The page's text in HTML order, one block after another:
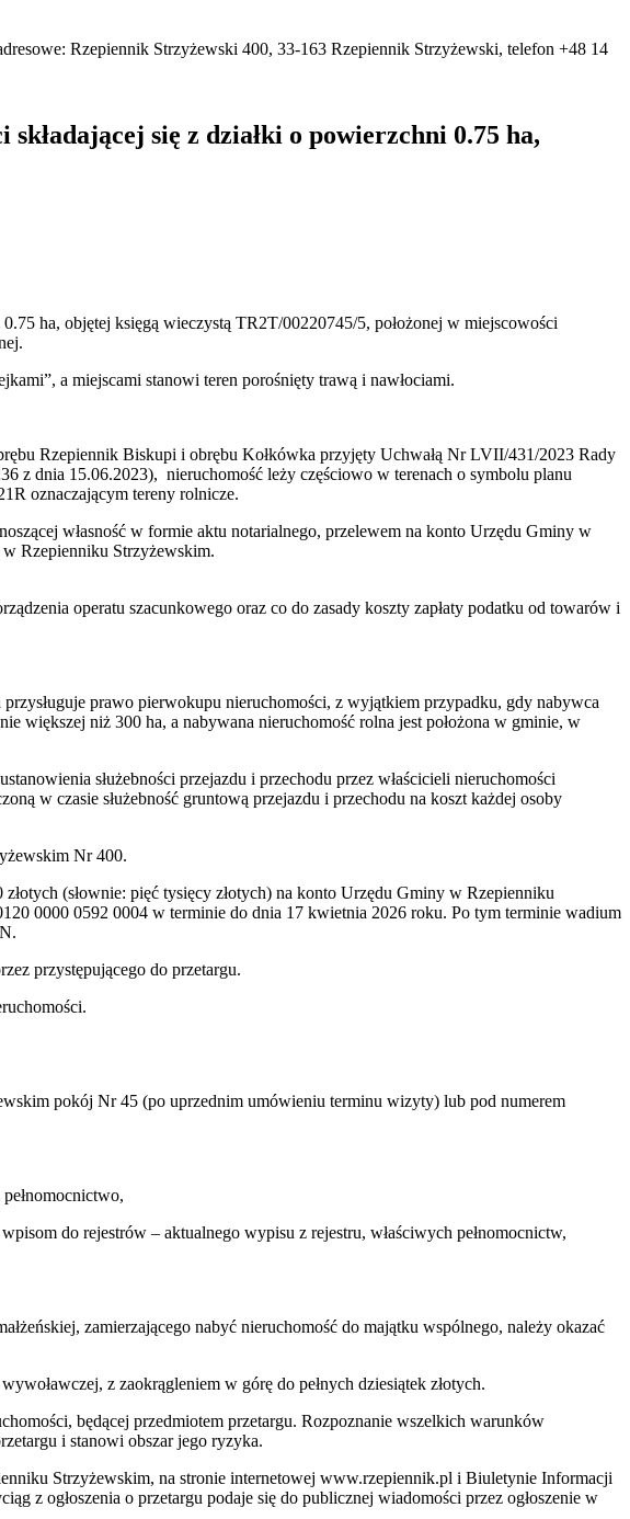
się z działki o powierzchni 0.75 ha,
ha, objętej księgą wieczystą TR2T/00220745/5, położonej w miejscowości
a miejscami stanowi teren porośnięty trawą i nawłociami.
Rzepiennik Biskupi i obrębu Kołkówka przyjęty Uchwałą Nr LVII/431/2023 Rady
z dnia 15.06.2023), nieruchomość leży częściowo w terenach o symbolu planu
oznaczającym tereny rolnicze.
własność w formie aktu notarialnego, przelewem na konto Urzędu Gminy w
Rzepienniku Strzyżewskim.
operatu szacunkowego oraz co do zasady koszty zapłaty podatku od towarów i
prawo pierwokupu nieruchomości, z wyjątkiem przypadku, gdy nabywca
większej niż 300 ha, a nabywana nieruchomość rolna jest położona w gminie, w
służebności przejazdu i przechodu przez właścicieli nieruchomości
w czasie służebność gruntową przejazdu i przechodu na koszt każdej osoby
Nr 400.
(słownie: pięć tysięcy złotych) na konto Urzędu Gminy w Rzepienniku
0000 0592 0004 w terminie do dnia 17 kwietnia 2026 roku. Po tym terminie wadium
przystępującego do przetargu.
pokój Nr 45 (po uprzednim umówieniu terminu wizyty) lub pod numerem
do rejestrów – aktualnego wypisu z rejestru, właściwych pełnomocnictw,
zamierzającego nabyć nieruchomość do majątku wspólnego, należy okazać
z zaokrągleniem w górę do pełnych dziesiątek złotych.
będącej przedmiotem przetargu. Rozpoznanie wszelkich warunków
i stanowi obszar jego ryzyka.
Strzyżewskim, na stronie internetowej www.rzepiennik.pl i Biuletynie Informacji
z ogłoszenia o przetargu podaje się do publicznej wiadomości przez ogłoszenie w